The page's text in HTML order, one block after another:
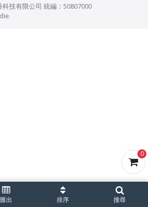
0
匯出 排序 搜尋
科技有限公司 統編：50807000